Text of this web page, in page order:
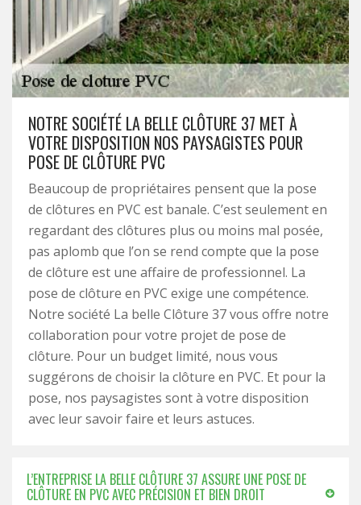
NOTRE SOCIÉTÉ LA BELLE CLÔTURE 37 MET À
VOTRE DISPOSITION NOS PAYSAGISTES POUR
POSE DE CLÔTURE PVC
Beaucoup de propriétaires pensent que la pose
de clôtures en PVC est banale. C’est seulement en
regardant des clôtures plus ou moins mal posée,
pas aplomb que l’on se rend compte que la pose
de clôture est une affaire de professionnel. La
pose de clôture en PVC exige une compétence.
Notre société La belle Clôture 37 vous offre notre
collaboration pour votre projet de pose de
clôture. Pour un budget limité, nous vous
suggérons de choisir la clôture en PVC. Et pour la
pose, nos paysagistes sont à votre disposition
avec leur savoir faire et leurs astuces.
L’ENTREPRISE LA BELLE CLÔTURE 37 ASSURE UNE POSE DE
CLÔTURE EN PVC AVEC PRÉCISION ET BIEN DROIT